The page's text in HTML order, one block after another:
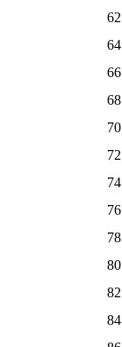
62
64
66
68
70
72
74
76
78
80
82
84